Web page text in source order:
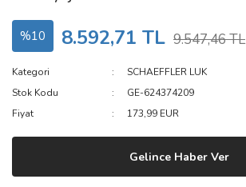
%10 8.592,71 TL 9.547,46 TL
Kategori
SCHAEFFLER LUK
Stok Kodu
GE-624374209
Fiyat
173,99 EUR
Gelince Haber Ver